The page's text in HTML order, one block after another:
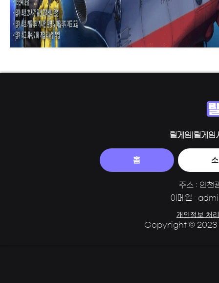
릴게임|릴게임
홈
주소 : 인천
이메일 :
Copyright ©
개인정보 처